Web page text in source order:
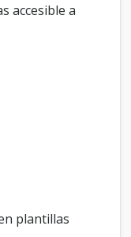
accesible a
plantillas